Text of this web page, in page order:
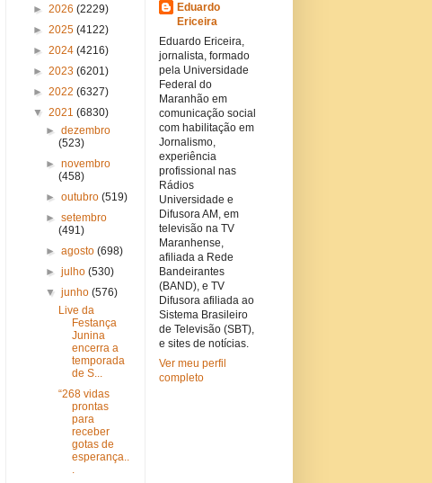
► 2026 (2229)
► 2025 (4122)
► 2024 (4216)
► 2023 (6201)
► 2022 (6327)
▼ 2021 (6830)
► dezembro
(523)
► novembro
(458)
► outubro (519)
► setembro
(491)
► agosto (698)
► julho (530)
▼ junho (576)
Live da
Festança
Junina
encerra a
temporada
de S...
“268 vidas
prontas
para
receber
gotas de
esperança..
.
Eduardo
Ericeira
Eduardo Ericeira,
jornalista, formado
pela Universidade
Federal do
Maranhão em
comunicação social
com habilitação em
Jornalismo,
experiência
profissional nas
Rádios
Universidade e
Difusora AM, em
televisão na TV
Maranhense,
afiliada a Rede
Bandeirantes
(BAND), e TV
Difusora afiliada ao
Sistema Brasileiro
de Televisão (SBT),
e sites de notícias.
Ver meu perfil
completo